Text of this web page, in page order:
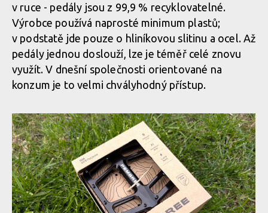
v ruce - pedály jsou z 99,9 % recyklovatelné.
Výrobce používá naprosté minimum plastů;
v podstatě jde pouze o hliníkovou slitinu a ocel. Až
pedály jednou doslouží, lze je téměř celé znovu
využít. V dnešní společnosti orientované na
konzum je to velmi chvályhodný přístup.